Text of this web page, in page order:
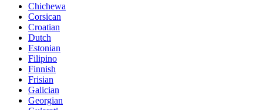
Chichewa
Corsican
Croatian
Dutch
Estonian
Filipino
Finnish
Frisian
Galician
Georgian